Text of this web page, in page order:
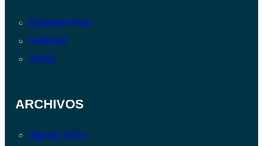
Exposiciones
Noticias
Salas
ARCHIVOS
agosto 2024